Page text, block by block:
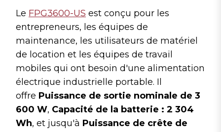
Le FPG3600-US est conçu pour les
entrepreneurs, les équipes de
maintenance, les utilisateurs de matériel
de location et les équipes de travail
mobiles qui ont besoin d'une alimentation
électrique industrielle portable. Il
offre Puissance de sortie nominale de 3
600 W, Capacité de la batterie : 2 304
Wh, et jusqu'à Puissance de crête de